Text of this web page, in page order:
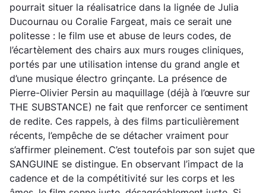
pourrait situer la réalisatrice dans la lignée de Julia
Ducournau ou Coralie Fargeat, mais ce serait une
politesse : le film use et abuse de leurs codes, de
l’écartèlement des chairs aux murs rouges cliniques,
portés par une utilisation intense du grand angle et
d’une musique électro grinçante. La présence de
Pierre-Olivier Persin au maquillage (déjà à l’œuvre sur
THE SUBSTANCE) ne fait que renforcer ce sentiment
de redite. Ces rappels, à des films particulièrement
récents, l’empêche de se détacher vraiment pour
s’affirmer pleinement. C’est toutefois par son sujet que
SANGUINE se distingue. En observant l’impact de la
cadence et de la compétitivité sur les corps et les